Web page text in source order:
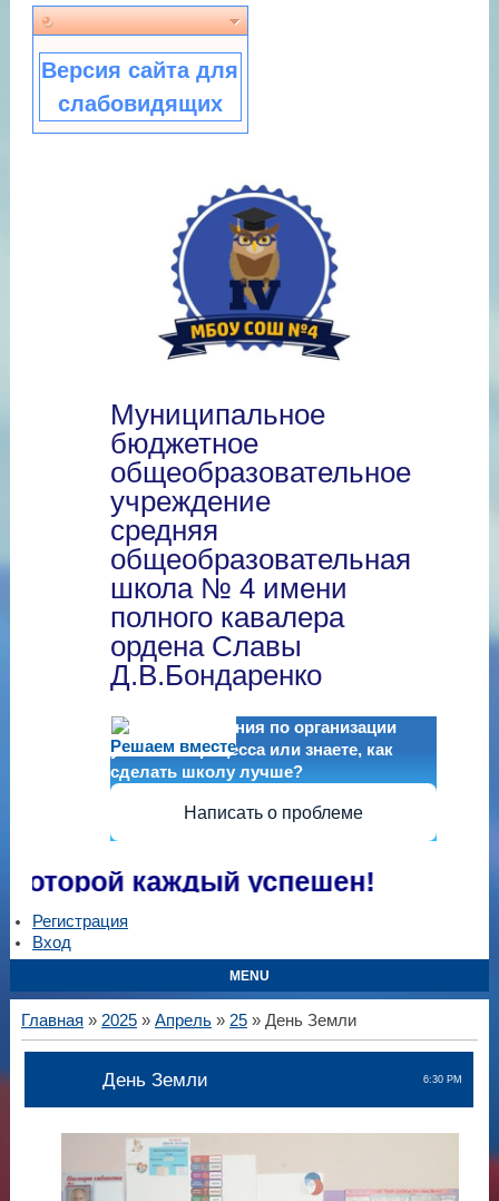
Версия сайта для
слабовидящих
Муниципальное
бюджетное
общеобразовательное
учреждение
средняя
общеобразовательная
школа № 4 имени
полного кавалера
ордена Славы
Д.В.Бондаренко
Решаем вместе
Есть предложения по организации
учебного процесса или знаете, как
сделать школу лучше?
Написать о проблеме
каждый успешен!
Регистрация
Вход
MENU
Главная » 2025 » Апрель » 25» День Земли
6:30 PM
День Земли